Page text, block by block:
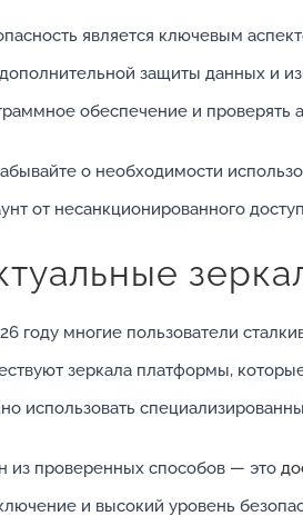
является ключевым
защиты данных и
обеспечение и проверять
о необходимости
от несанкционированного
году многие пользователи
зеркала платформы,
использовать
из проверенных способов — это
и высокий уровень